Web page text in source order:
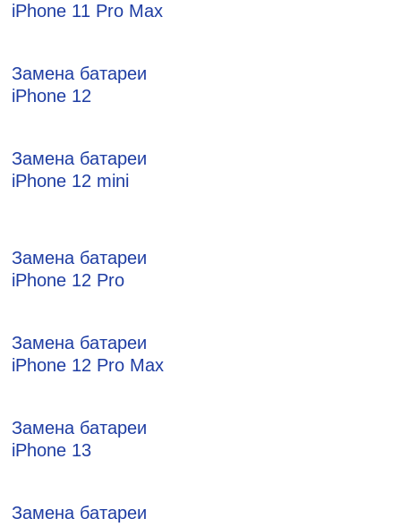
iPhone 11 Pro Max
Замена батареи
iPhone 12
Замена батареи
iPhone 12 mini
Замена батареи
iPhone 12 Pro
Замена батареи
iPhone 12 Pro Max
Замена батареи
iPhone 13
Замена батареи